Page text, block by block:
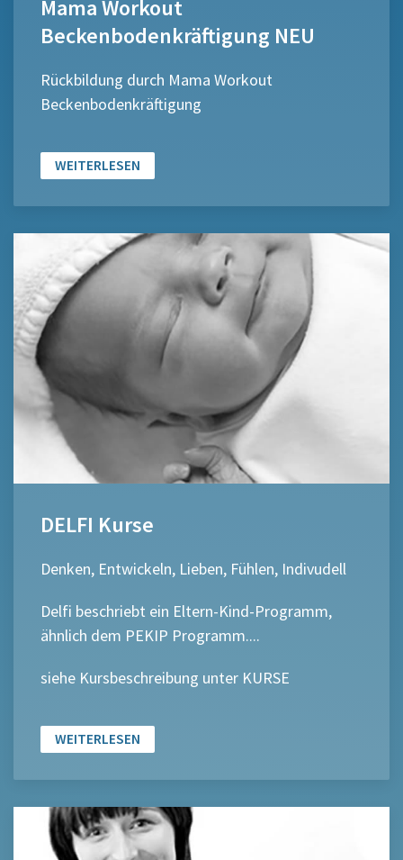
Mama Workout
Beckenbodenkräftigung NEU
Rückbildung durch Mama Workout
Beckenbodenkräftigung
WEITERLESEN
DELFI Kurse
Denken, Entwickeln, Lieben, Fühlen, Indivudell
Delfi beschriebt ein Eltern-Kind-Programm,
ähnlich dem PEKIP Programm....
siehe Kursbeschreibung unter KURSE
WEITERLESEN